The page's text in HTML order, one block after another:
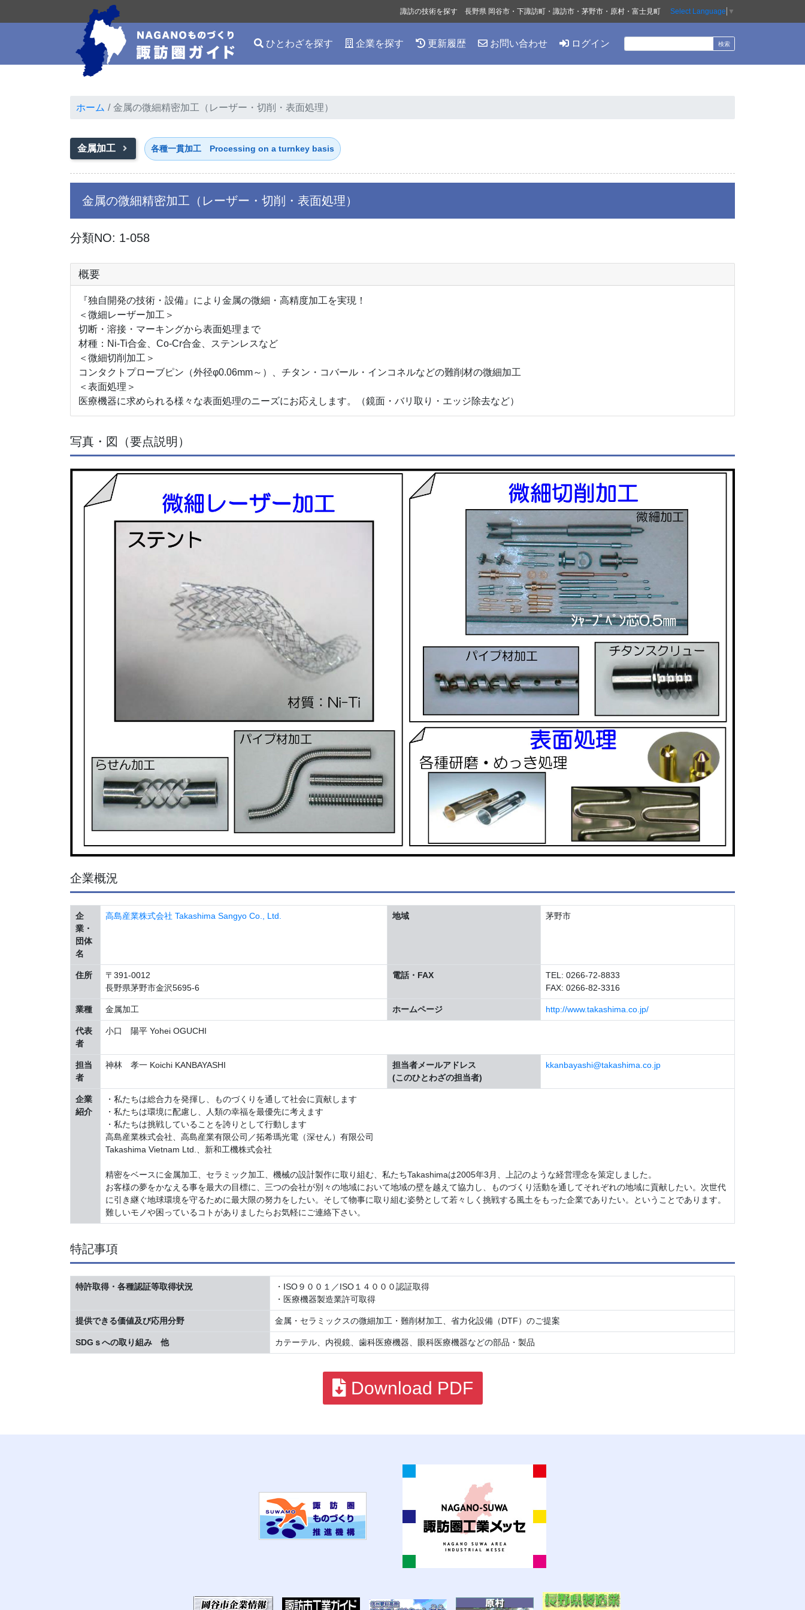
ひとわざを探す 企業を探す 更新履歴 お問い合わせ ログイン
諏訪の技術を探す 長野県 岡谷市・下諏訪町・諏訪市・茅野市・原村・富士見町 Select Language ▼
ホーム 金属の微細精密加工（レーザー・切削・表面処理）
金属加工 各種一貫加工 Processing on a turnkey basis
金属の微細精密加工（レーザー・切削・表面処理）
分類NO: 1-058
概要
『独自開発の技術・設備』により金属の微細・高精度加工を実現！
＜微細レーザー加工＞
切断・溶接・マーキングから表面処理まで
材種：Ni-Ti合金、Co-Cr合金、ステンレスなど
＜微細切削加工＞
コンタクトプローブピン（外径φ0.06mm～）、チタン・コバール・インコネルなどの難削材の微細加工
＜表面処理＞
医療機器に求められる様々な表面処理のニーズにお応えします。（鏡面・バリ取り・エッジ除去など）
写真・図（要点説明）
企業概況
企
業・
団体
名
高島産業株式会社 Takashima Sangyo Co., Ltd. 地域 茅野市
住所
〒391-0012
長野県茅野市金沢5695-6
電話・FAX
TEL: 0266-72-8833
FAX: 0266-82-3316
業種 金属加工 ホームページ http://www.takashima.co.jp/
代表
者
小口 陽平 Yohei OGUCHI
担当
者
神林 孝一 Koichi KANBAYASHI
担当者メールアドレス
(このひとわざの担当者)
kkanbayashi@takashima.co.jp
企業
紹介
・私たちは総合力を発揮し、ものづくりを通して社会に貢献します
・私たちは環境に配慮し、人類の幸福を最優先に考えます
・私たちは挑戦していることを誇りとして行動します
高島産業株式会社、高島産業有限公司／拓希瑪光電（深せん）有限公司
Takashima Vietnam Ltd.、新和工機株式会社
精密をベースに金属加工、セラミック加工、機械の設計製作に取り組む、私たちTakashimaは2005年3月、上記のような経営理念を策定しました。
お客様の夢をかなえる事を最大の目標に、三つの会社が別々の地域において地域の壁を越えて協力し、ものづくり活動を通してそれぞれの地域に貢献したい。次世代
に引き継ぐ地球環境を守るために最大限の努力をしたい。そして物事に取り組む姿勢として若々しく挑戦する風土をもった企業でありたい。ということであります。
難しいモノや困っているコトがありましたらお気軽にご連絡下さい。
特記事項
特許取得・各種認証等取得状況
・ISO９００１／ISO１４０００認証取得
・医療機器製造業許可取得
提供できる価値及び応用分野 金属・セラミックスの微細加工・難削材加工、省力化設備（DTF）のご提案
SDGｓへの取り組み 他 カテーテル、内視鏡、歯科医療機器、眼科医療機器などの部品・製品
Download PDF